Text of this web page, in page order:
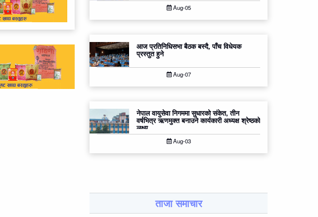
Aug-05
आज प्रतिनिधिसभा बैठक बस्दै, पाँच विधेयक
प्रस्तुत हुने
Aug-07
नेपाल वायुसेवा निगममा सुधारको संकेत, तीन
वर्षभित्र ऋणमुक्त बनाउने कार्यकारी अध्यक्ष श्रेष्ठको
लक्ष्य
Aug-03
ताजा समाचार